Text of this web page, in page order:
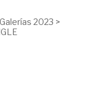
Galerías 2023 >